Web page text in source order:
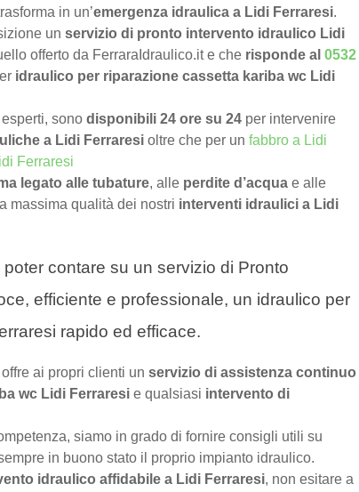
in un’emergenza idraulica a Lidi Ferraresi.
un servizio di pronto intervento idraulico Lidi
offerto da FerraraIdraulico.it e che risponde al 0532
idraulico per riparazione cassetta kariba wc Lidi
sono disponibili 24 ore su 24 per intervenire
a Lidi Ferraresi oltre che per un fabbro a Lidi
Ferraresi
legato alle tubature, alle perdite d’acqua e alle
massima qualità dei nostri interventi idraulici a Lidi
contare su un servizio di Pronto
efficiente e professionale, un idraulico per
rapido ed efficace.
offre ai propri clienti un servizio di assistenza continuo
wc Lidi Ferraresi e qualsiasi intervento di
siamo in grado di fornire consigli utili su
in buono stato il proprio impianto idraulico.
idraulico affidabile a Lidi Ferraresi, non esitare a